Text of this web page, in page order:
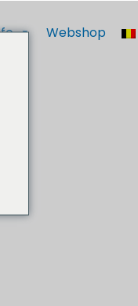
Webshop